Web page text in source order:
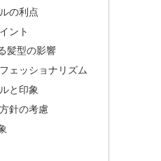
の利点
ント
髪型の影響
ェッショナリズム
と印象
針の考慮